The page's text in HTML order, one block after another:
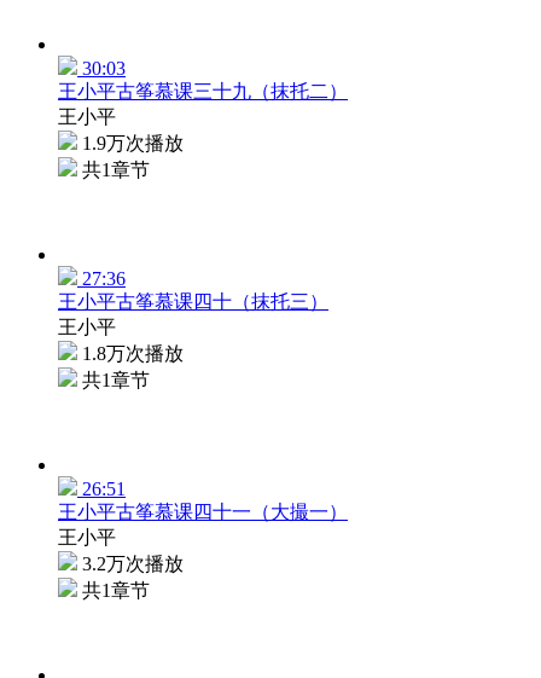
30:03
王小平古筝慕课三十九（抹托二）
王小平
1.9万次播放
共1章节
27:36
王小平古筝慕课四十（抹托三）
王小平
1.8万次播放
共1章节
26:51
王小平古筝慕课四十一（大撮一）
王小平
3.2万次播放
共1章节